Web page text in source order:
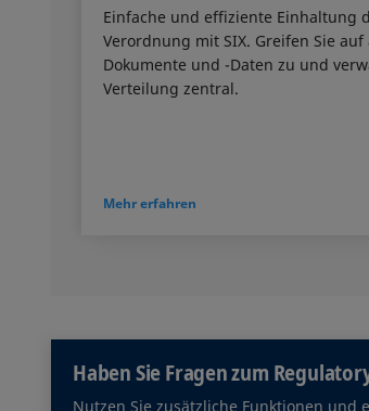
Einfache und effiziente Einhaltung
Verordnung mit SIX. Greifen Sie auf
Dokumente und -Daten zu und
Verteilung zentral.
Mehr erfahren
Haben Sie Fragen zum
Nutzen Sie zusätzliche Funktionen und